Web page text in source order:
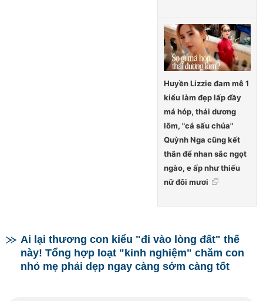
Huyền Lizzie đam mê 1
kiểu làm đẹp lấp đầy
má hóp, thái dương
lõm, "cá sấu chúa"
Quỳnh Nga cũng kết
thân để nhan sắc ngọt
ngào, e ấp như thiếu
nữ đôi mươi
Ai lại thương con kiểu "đi vào lòng đất" thế
này! Tổng hợp loạt "kinh nghiệm" chăm con
nhỏ mẹ phải dẹp ngay càng sớm càng tốt